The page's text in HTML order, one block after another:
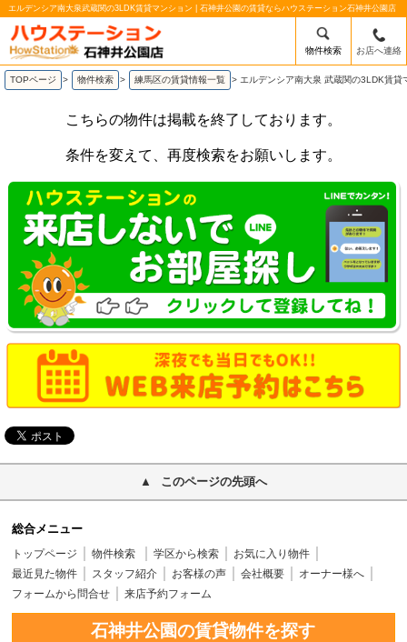
エルデンシア南大泉武蔵関の3LDK賃貸マンション | 石神井公園の賃貸ならハウステーション石神井公園店
物件検索 お店へ連絡
TOPページ > 物件検索 > 練馬区の賃貸情報一覧 > エルデンシア南大泉 武蔵関の3LDK賃貸
こちらの物件は掲載を終了しております。
条件を変えて、再度検索をお願いします。
このページの先頭へ
総合メニュー
トップページ 物件検索 学区から検索
お気に入り物件
最近見た物件
スタッフ紹介 お客様の声 会社概要
オーナー様へ
フォームから問合せ
来店予約フォーム
石神井公園の賃貸物件を探す